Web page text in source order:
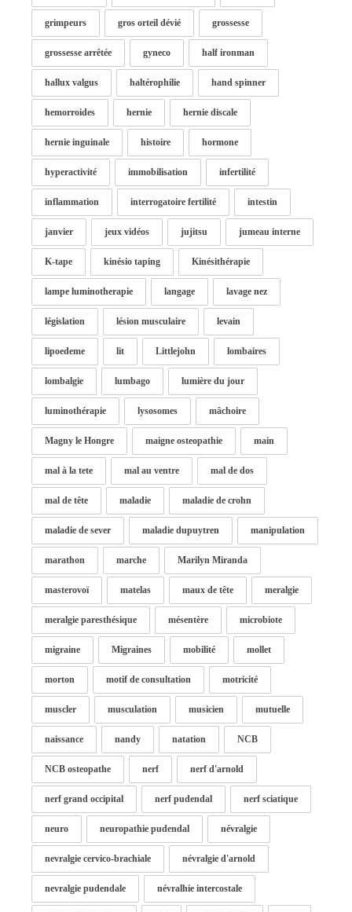
grimpeurs gros orteil dévié grossesse
grossesse arrêtée gyneco half ironman
hallux valgus haltérophilie hand spinner
hemorroides hernie hernie discale
hernie inguinale histoire hormone
hyperactivité immobilisation infertilité
inflammation interrogatoire fertilité intestin
janvier jeux vidéos jujitsu jumeau interne
K-tape kinésio taping Kinésithérapie
lampe luminotherapie langage lavage nez
législation lésion musculaire levain
lipoedeme lit Littlejohn lombaires
lombalgie lumbago lumière du jour
luminothérapie lysosomes mâchoire
Magny le Hongre maigne osteopathie main
mal à la tete mal au ventre mal de dos
mal de tête maladie maladie de crohn
maladie de sever maladie dupuytren manipulation
marathon marche Marilyn Miranda
masterovoï matelas maux de tête meralgie
meralgie paresthésique mésentère microbiote
migraine Migraines mobilité mollet
morton motif de consultation motricité
muscler musculation musicien mutuelle
naissance nandy natation NCB
NCB osteopathe nerf nerf d'arnold
nerf grand occipital nerf pudendal nerf sciatique
neuro neuropathie pudendal névralgie
nevralgie cervico-brachiale névralgie d'arnold
nevralgie pudendale névralhie intercostale